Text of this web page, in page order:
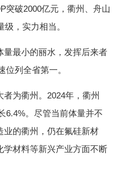
破2000亿元，衢州、舟山
，实力相当。
最小的丽水，发挥后来者
位列全省第一。
为衢州。2024年，衢州
6.4%。尽管当前体量并不
业的衢州，仍在氟硅新材
学材料等新兴产业方面不断